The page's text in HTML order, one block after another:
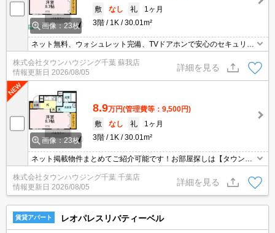
画像：23枚
敷
なし 礼
1ヶ月
3階
1K 30.01m²
ネット無料、ウォシュレット完備、TVドアホンで安心のセキュリテ
ィ、さらにバストイレ別で快適な生活してみませんか？
株式会社タウンハウジング千葉 蘇我店
情報更新日 2026/08/05
詳細を見る
画像：23枚
8.9万円(管理費等：9,500円)
敷
なし 礼
1ヶ月
3階
1K 30.01m²
ネット掲載物件まとめてご紹介可能です！お部屋探しは【タウンハ
ウジング】にお任せください！※オンライン内見・現地待ち合わせ
は事前にご相談ください。
株式会社タウンハウジング千葉 千葉店
情報更新日 2026/08/05
詳細を見る
賃貸アパート レオパレスリバティーベル